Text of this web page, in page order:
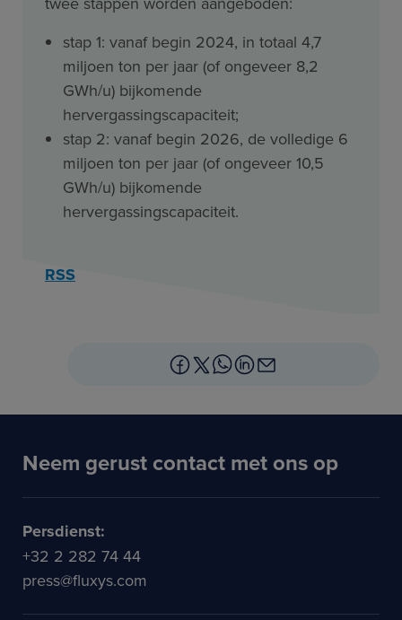
stap 1: vanaf begin 2024, in totaal 4,7
miljoen ton per jaar (of ongeveer 8,2
GWh/u) bijkomende
hervergassingscapaciteit;
stap 2: vanaf begin 2026, de volledige 6
miljoen ton per jaar (of ongeveer 10,5
GWh/u) bijkomende
hervergassingscapaciteit.
RSS
Neem gerust contact met ons op
Persdienst:
+32 2 282 74 44
press@fluxys.com